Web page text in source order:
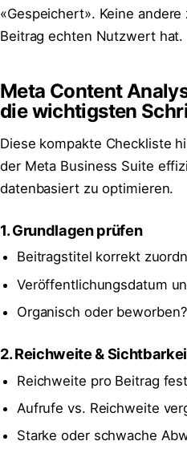
«Gespeichert». Keine
Beitrag echten Nutzwert hat.
Meta Content
die wichtigsten
Diese kompakte Checkliste
der Meta Business Suite
datenbasiert zu optimieren.
1. Grundlagen prüfen
Beitragstitel korrekt
Veröffentlichungsdatum
Organisch oder
2. Reichweite &
Reichweite pro Beitrag
Aufrufe vs. Reichweite
Starke oder schwache